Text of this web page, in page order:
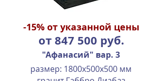
-15% от указанной цены
от 847 500 руб.
"Афанасий" вар. 3
размер: 1800х500х500 мм